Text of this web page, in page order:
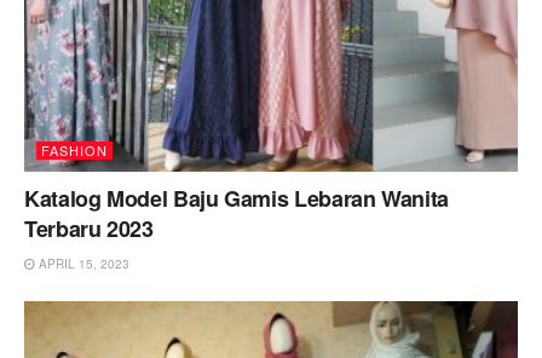
FASHION
Katalog Model Baju Gamis Lebaran Wanita
Terbaru 2023
APRIL 15, 2023